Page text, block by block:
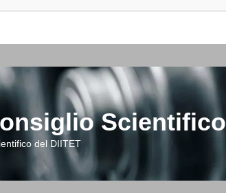
Scientifico
del DIITET